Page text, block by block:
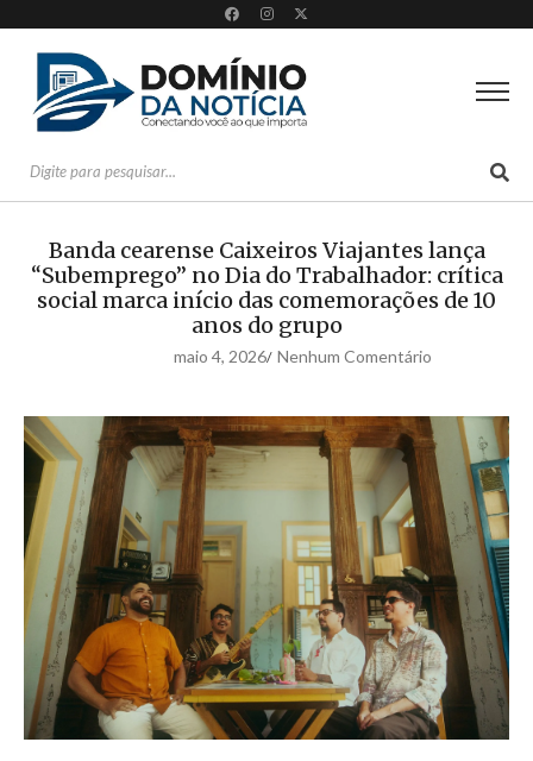
Banda cearense Caixeiros Viajantes lança
“Subemprego” no Dia do Trabalhador: crítica
social marca início das comemorações de 10
anos do grupo
maio 4, 2026/ Nenhum Comentário